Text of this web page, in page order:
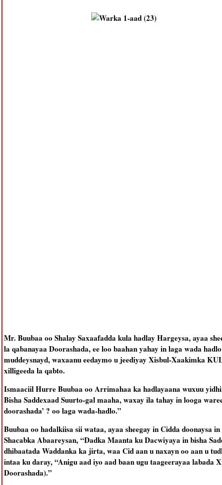
Mr. Buubaa oo Shalay Saxaafadda kula hadlay Hargeysa, ayaa
la qabanayaa Doorashada, ee loo baahan yahay in laga wada
muddeysnayd, waxaanu eedaymo u jeediyay Xisbul-Xaakimka
xilligeeda la qabto.
Ismaaciil Hurre Buubaa oo Arrimahaa ka hadlayaana wuxuu
Bisha Saddexaad Suurto-gal maaha, waxay ila tahay in looga
doorashada’ ? oo laga wada-hadlo.”
Buubaa oo hadalkiisa sii wataa, ayaa sheegay in Cidda doonaysa
Shacabka Abaareysan, “Dadka Maanta ku Dacwiyaya in bisha
dhibaatada Waddanka ka jirta, waa Cid aan u naxayn oo aan u
intaa ku daray, “Anigu aad iyo aad baan ugu taageerayaa
Doorashada).”